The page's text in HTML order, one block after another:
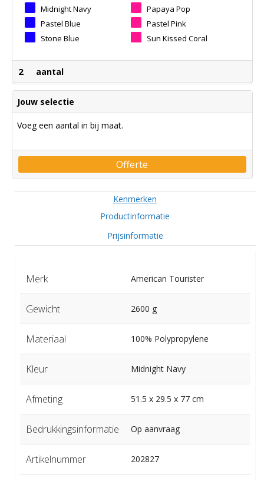
Midnight Navy
Papaya Pop
Pastel Blue
Pastel Pink
Stone Blue
Sun Kissed Coral
2 aantal
Jouw selectie
Voeg een aantal in bij maat.
Offerte
Kenmerken
Productinformatie
Prijsinformatie
Merk American Tourister
Gewicht 2600 g
Materiaal 100% Polypropylene
Kleur Midnight Navy
Afmeting 51.5 x 29.5 x 77 cm
Bedrukkingsinformatie Op aanvraag
Artikelnummer 202827